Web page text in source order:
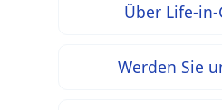
Über Life-
Werden Sie